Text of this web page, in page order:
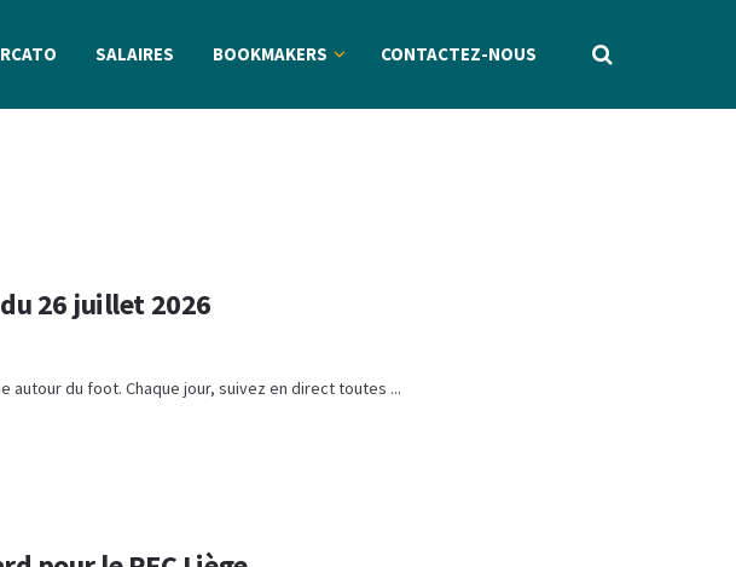
SALAIRES BOOKMAKERS CONTACTEZ-NOUS
26 juillet 2026
autour du foot. Chaque jour, suivez en direct toutes ...